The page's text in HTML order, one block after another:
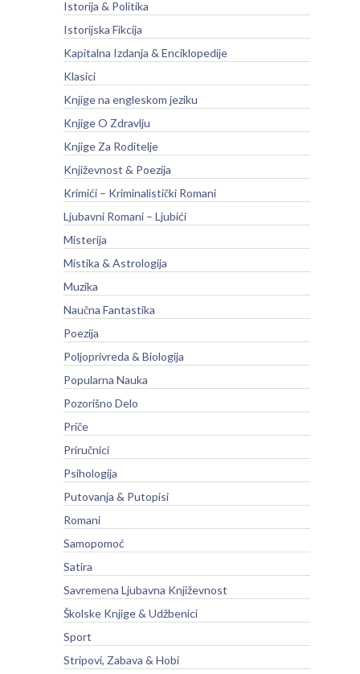
Istorija & Politika
Istorijska Fikcija
Kapitalna Izdanja & Enciklopedije
Klasici
Knjige na engleskom jeziku
Knjige O Zdravlju
Knjige Za Roditelje
Književnost & Poezija
Krimići – Kriminalistički Romani
Ljubavni Romani – Ljubići
Misterija
Mistika & Astrologija
Muzika
Naučna Fantastika
Poezija
Poljoprivreda & Biologija
Popularna Nauka
Pozorišno Delo
Priče
Priručnici
Psihologija
Putovanja & Putopisi
Romani
Samopomoć
Satira
Savremena Ljubavna Književnost
Školske Knjige & Udžbenici
Sport
Stripovi, Zabava & Hobi